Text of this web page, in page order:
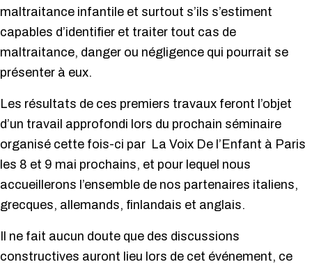
maltraitance infantile et surtout s’ils s’estiment
capables d’identifier et traiter tout cas de
maltraitance, danger ou négligence qui pourrait se
présenter à eux.
Les résultats de ces premiers travaux feront l’objet
d’un travail approfondi lors du prochain séminaire
organisé cette fois-ci par La Voix De l’Enfant à Paris
les 8 et 9 mai prochains, et pour lequel nous
accueillerons l’ensemble de nos partenaires italiens,
grecques, allemands, finlandais et anglais.
Il ne fait aucun doute que des discussions
constructives auront lieu lors de cet événement, ce